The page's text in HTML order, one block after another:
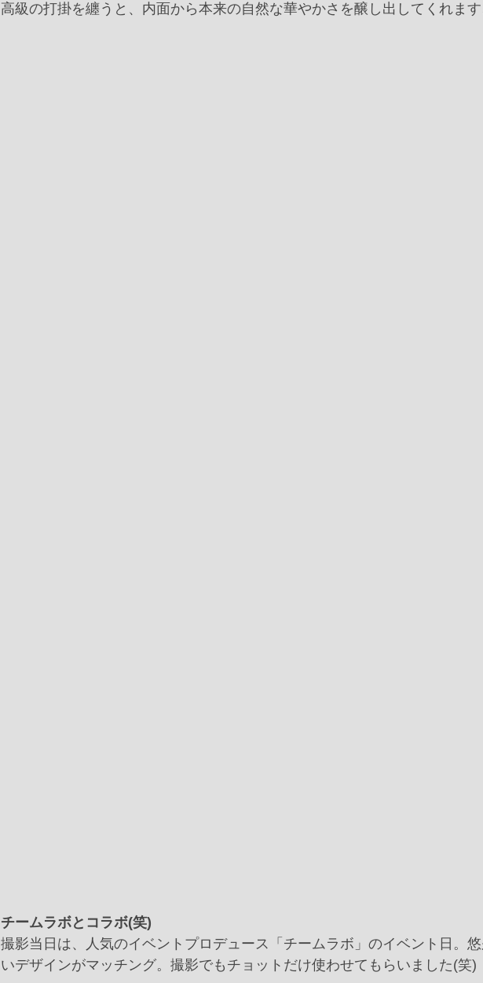
高級の打掛を纏うと、内面から本来の自然な華やかさを醸し出してくれます
チームラボとコラボ(笑)
撮影当日は、人気のイベントプロデュース「チームラボ」のイベント日。
いデザインがマッチング。撮影でもチョットだけ使わせてもらいました(笑)